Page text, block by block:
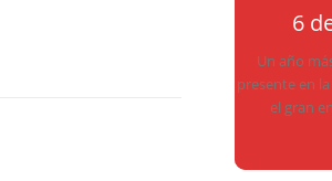
6
Un año
presente en
el gran